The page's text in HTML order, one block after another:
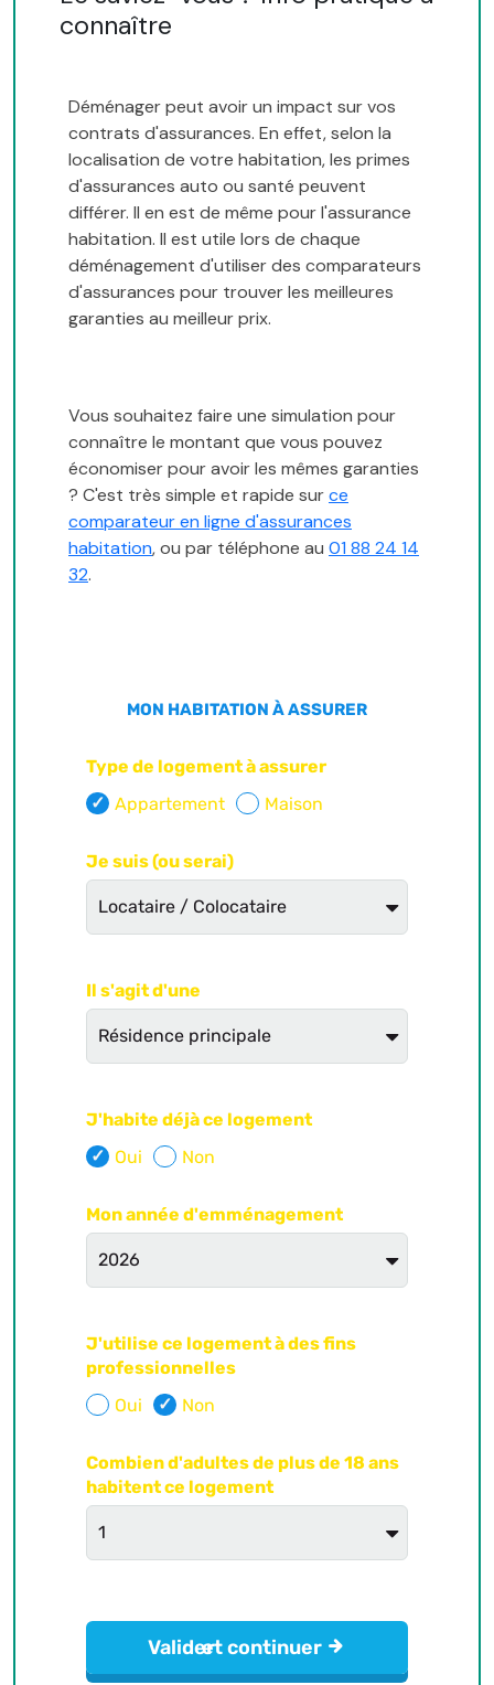
connaître
Déménager peut avoir un impact sur vos
contrats d'assurances. En effet, selon la
localisation de votre habitation, les primes
d'assurances auto ou santé peuvent
différer. Il en est de même pour l'assurance
habitation. Il est utile lors de chaque
déménagement d'utiliser des comparateurs
d'assurances pour trouver les meilleures
garanties au meilleur prix.
Vous souhaitez faire une simulation pour
connaître le montant que vous pouvez
économiser pour avoir les mêmes garanties
? C'est très simple et rapide surce
comparateur en ligne d'assurances
habitation, ou par téléphone au 01 88 24 14
32.